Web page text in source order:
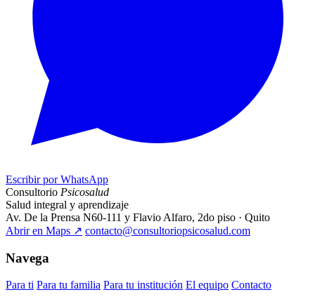
Escribir por WhatsApp
Consultorio Psicosalud
Salud integral y aprendizaje
Av. De la Prensa N60-111 y Flavio Alfaro, 2do piso · Quito
Abrir en Maps ↗ contacto@consultoriopsicosalud.com
Navega
Para ti Para tu familia Para tu institución El equipo Contacto